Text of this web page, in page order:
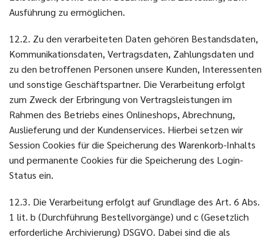
Ausführung zu ermöglichen.
12.2. Zu den verarbeiteten Daten gehören Bestandsdaten,
Kommunikationsdaten, Vertragsdaten, Zahlungsdaten und
zu den betroffenen Personen unsere Kunden, Interessenten
und sonstige Geschäftspartner. Die Verarbeitung erfolgt
zum Zweck der Erbringung von Vertragsleistungen im
Rahmen des Betriebs eines Onlineshops, Abrechnung,
Auslieferung und der Kundenservices. Hierbei setzen wir
Session Cookies für die Speicherung des Warenkorb-Inhalts
und permanente Cookies für die Speicherung des Login-
Status ein.
12.3. Die Verarbeitung erfolgt auf Grundlage des Art. 6 Abs.
1 lit. b (Durchführung Bestellvorgänge) und c (Gesetzlich
erforderliche Archivierung) DSGVO. Dabei sind die als